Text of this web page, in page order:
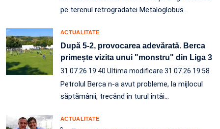
pe terenul retrogradatei Metaloglobus…
ACTUALITATE
După 5-2, provocarea adevărată. Berca
primește vizita unui "monstru" din Liga 3
31.07.26 19:40 Ultima modificare 31.07.26 19:58
Petrolul Berca n-a avut probleme, la mijlocul
săptămânii, trecând în turul întâi…
ACTUALITATE